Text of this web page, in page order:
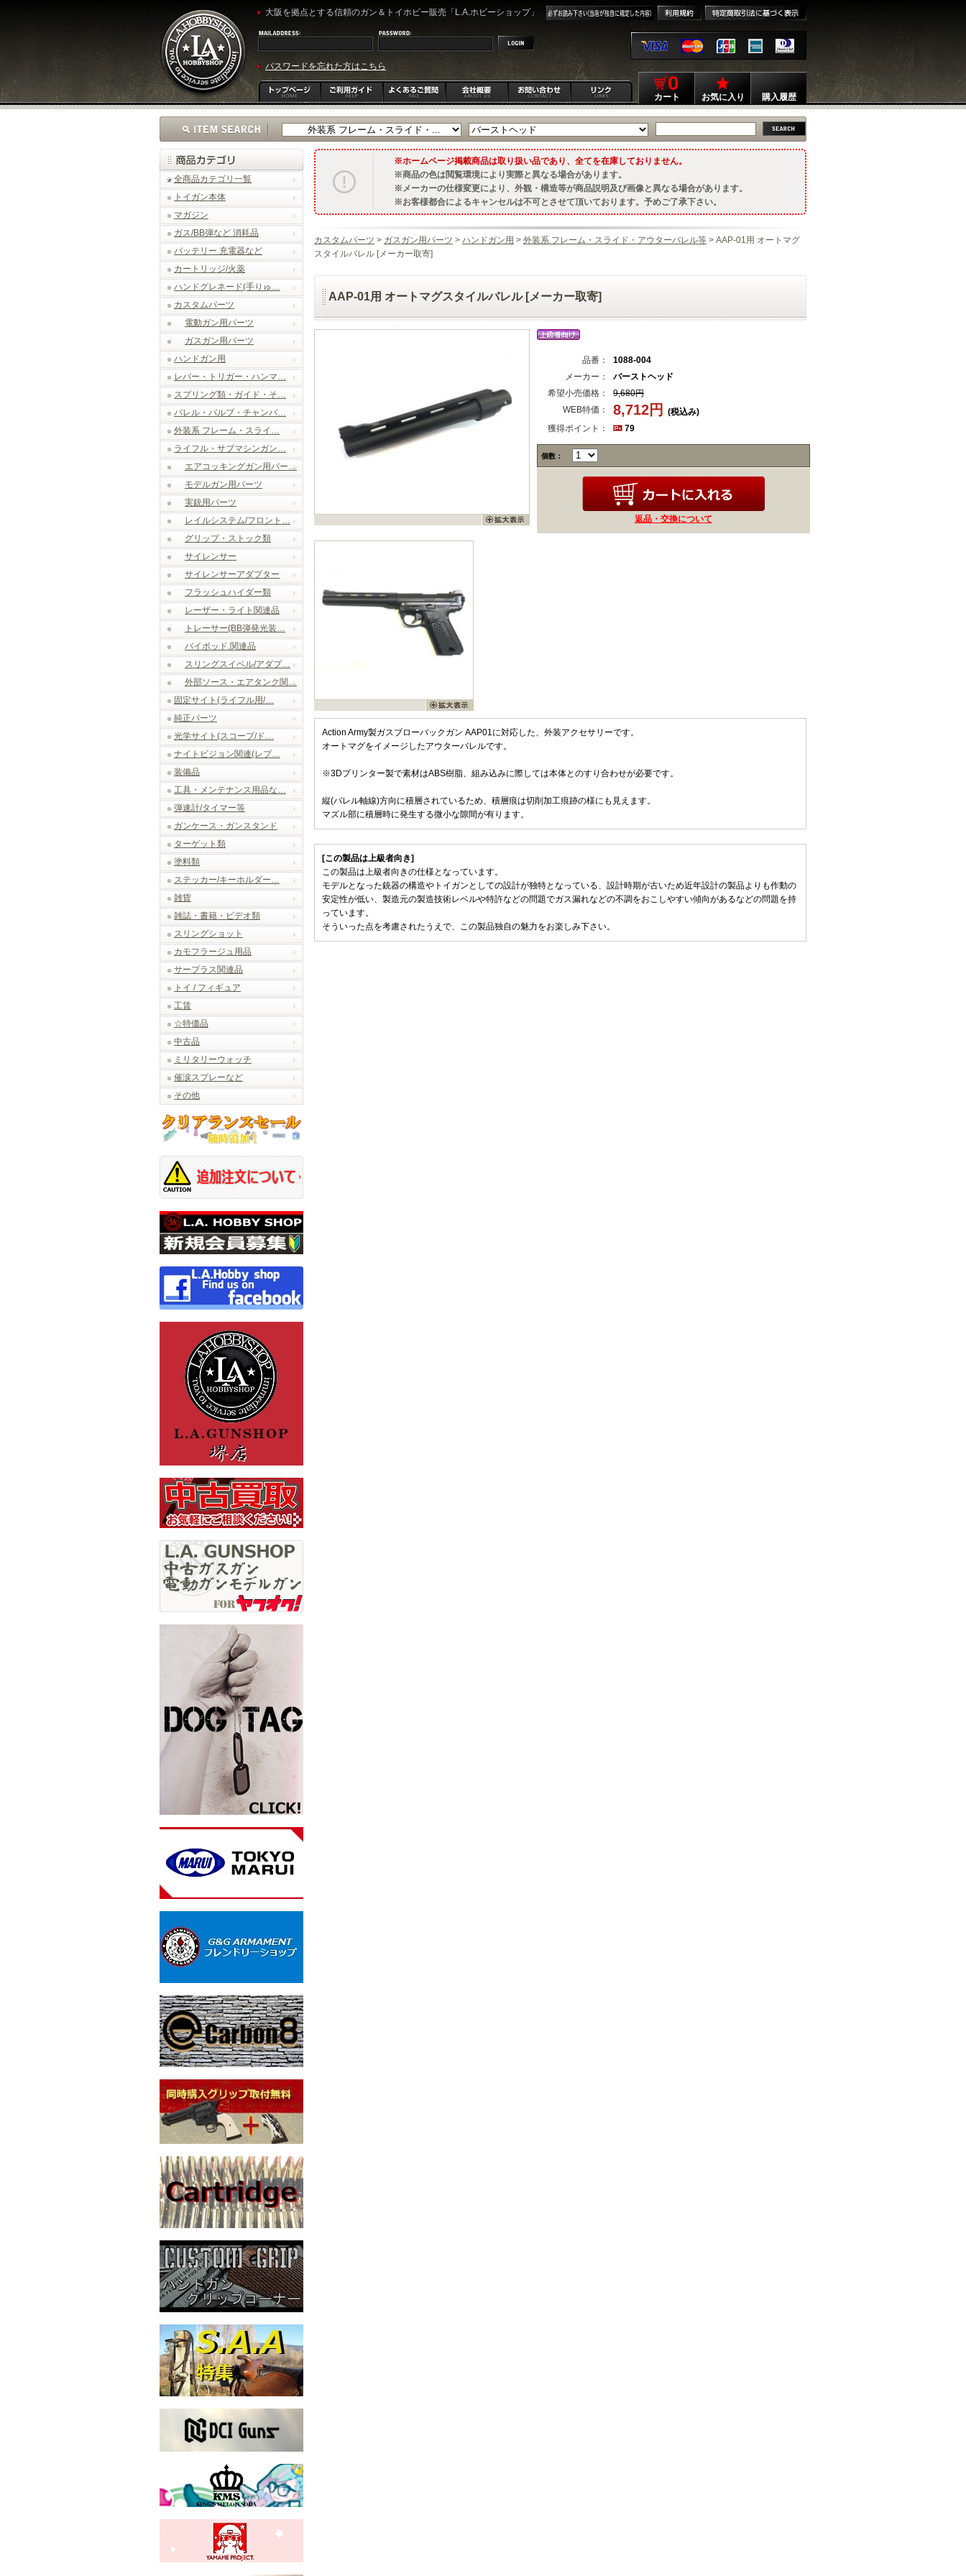
大阪を拠点とする信頼のガン＆トイホビー販売「L.A.ホビーショップ」
パスワードを忘れた方はこちら
0
カート お気に入り 購入履歴
全商品カテゴリ一覧
トイガン本体
マガジン
ガス/BB弾など 消耗品
バッテリー 充電器など
カートリッジ/火薬
ハンドグレネード(手りゅ…
カスタムパーツ
電動ガン用パーツ
ガスガン用パーツ
ハンドガン用
レバー・トリガー・ハンマ…
スプリング類・ガイド・そ…
バレル・バルブ・チャンバ…
外装系 フレーム・スライ…
ライフル・サブマシンガン…
エアコッキングガン用パー…
モデルガン用パーツ
実銃用パーツ
レイルシステム/フロント…
グリップ・ストック類
サイレンサー
サイレンサーアダプター
フラッシュハイダー類
レーザー・ライト関連品
トレーサー(BB弾発光装…
バイポッド.関連品
スリングスイベル/アダプ…
外部ソース・エアタンク関…
固定サイト(ライフル用/…
純正パーツ
光学サイト(スコープ/ド…
ナイトビジョン関連(レプ…
装備品
工具・メンテナンス用品な…
弾速計/タイマー等
ガンケース・ガンスタンド
ターゲット類
塗料類
ステッカー/キーホルダー…
雑貨
雑誌・書籍・ビデオ類
スリングショット
カモフラージュ用品
サープラス関連品
トイ / フィギュア
工賃
☆特価品
中古品
ミリタリーウォッチ
催涙スプレーなど
その他
ホームページ掲載商品は取り扱い品であり、全てを在庫しておりません。
商品の色は閲覧環境により実際と異なる場合があります。
メーカーの仕様変更により、外観・構造等が商品説明及び画像と異なる場合があります。
お客様都合によるキャンセルは不可とさせて頂いております。予めご了承下さい。
カスタムパーツ > ガスガン用パーツ > ハンドガン用 > 外装系 フレーム・スライド・アウターバレル等 > AAP-01用 オートマグ
スタイルバレル [メーカー取寄]
AAP-01用 オートマグスタイルバレル [メーカー取寄]
品番：
1088-004
メーカー：
バーストヘッド
希望小売価格：
9,680円
WEB特価：
8,712円
(税込み)
獲得ポイント：
79
個数：
返品・交換について
Action Army製ガスブローバックガン AAP01に対応した、外装アクセサリーです。
オートマグをイメージしたアウターバレルです。
※3Dプリンター製で素材はABS樹脂、組み込みに際しては本体とのすり合わせが必要です。
縦(バレル軸線)方向に積層されているため、積層痕は切削加工痕跡の様にも見えます。
マズル部に積層時に発生する微小な隙間が有ります。
[この製品は上級者向き]
この製品は上級者向きの仕様となっています。
モデルとなった銃器の構造やトイガンとしての設計が独特となっている、設計時期が古いため近年設計の製品よりも作動の
安定性が低い、製造元の製造技術レベルや特許などの問題でガス漏れなどの不調をおこしやすい傾向があるなどの問題を持
っています。
そういった点を考慮されたうえで、この製品独自の魅力をお楽しみ下さい。